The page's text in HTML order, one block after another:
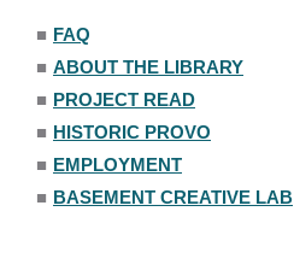
■ FAQ
■ ABOUT THE LIBRARY
■ PROJECT READ
■ HISTORIC PROVO
■ EMPLOYMENT
■ BASEMENT CREATIVE LAB